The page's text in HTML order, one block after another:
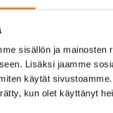
sisällön ja
Lisäksi jaamme
käytät
kun olet käyttänyt
myös julkisissa
työn
tasaisesti halutulle alueelle.
jotta kivituhka kovettuu ja